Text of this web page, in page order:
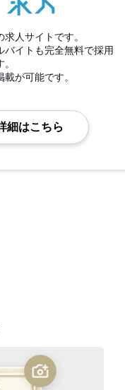
人サイトです。
バイトも完全無料で採用
が可能です。
細はこちら